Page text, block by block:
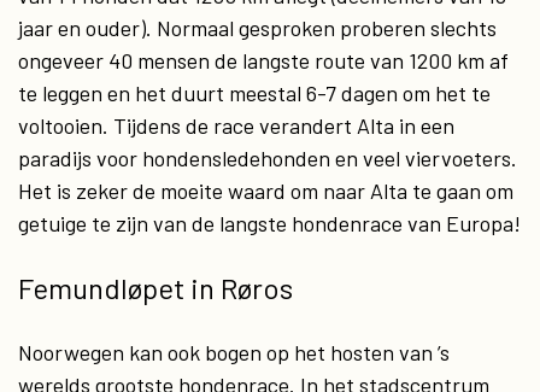
jaar en ouder). Normaal gesproken proberen slechts
ongeveer 40 mensen de langste route van 1200 km af
te leggen en het duurt meestal 6-7 dagen om het te
voltooien. Tijdens de race verandert Alta in een
paradijs voor hondensledehonden en veel viervoeters.
Het is zeker de moeite waard om naar Alta te gaan om
getuige te zijn van de langste hondenrace van Europa!
Femundløpet in Røros
Noorwegen kan ook bogen op het hosten van ’s
werelds grootste hondenrace. In het stadscentrum